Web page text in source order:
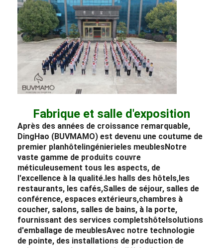
Fabrique et salle d'exposition
Après des années de croissance remarquable,
DingHao (BUVMAMO) est devenu une coutume de
premier planhôtel ingénierie les meublesNotre
vaste gamme de produits couvre
méticuleusement tous les aspects, de
l'excellence à la qualité. les halls des hôtels, les
restaurants, les cafés,Salles de séjour, salles de
conférence, espaces extérieurs,chambres à
coucher, salons, salles de bains, à la porte,
fournissant des services completshôtel solutions
d'emballage de meublesAvec notre technologie
de pointe, des installations de production de